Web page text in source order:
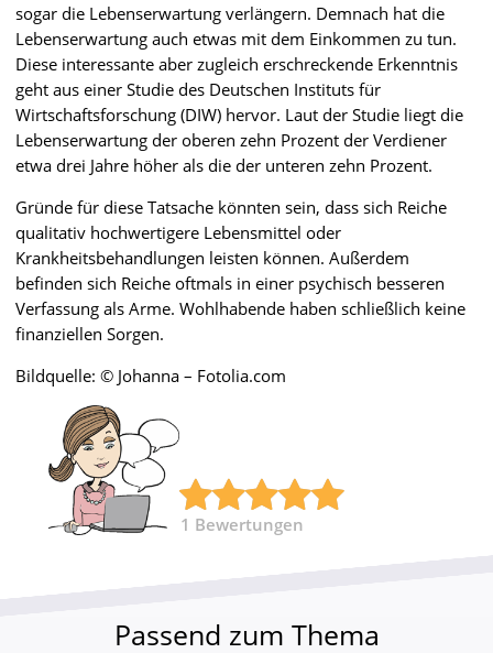
sogar die Lebenserwartung verlängern. Demnach hat die
Lebenserwartung auch etwas mit dem Einkommen zu tun.
Diese interessante aber zugleich erschreckende Erkenntnis
geht aus einer Studie des Deutschen Instituts für
Wirtschaftsforschung (DIW) hervor. Laut der Studie liegt die
Lebenserwartung der oberen zehn Prozent der Verdiener
etwa drei Jahre höher als die der unteren zehn Prozent.
Gründe für diese Tatsache könnten sein, dass sich Reiche
qualitativ hochwertigere Lebensmittel oder
Krankheitsbehandlungen leisten können. Außerdem
befinden sich Reiche oftmals in einer psychisch besseren
Verfassung als Arme. Wohlhabende haben schließlich keine
finanziellen Sorgen.
Bildquelle: © Johanna – Fotolia.com
1 Bewertungen
Passend zum Thema